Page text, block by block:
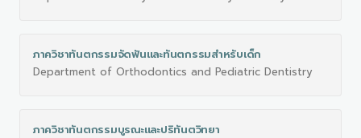
ภาควิชาทันตกรรมจัดฟันและทันตกรรมสำหรับเด็ก
Department of Orthodontics and Pediatric Dentistry
ภาควิชาทันตกรรมบูรณะและปริทันตวิทยา